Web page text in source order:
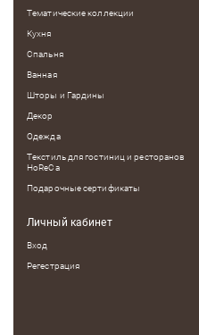
Тематические коллекции
Кухня
Спальня
Ванная
Шторы и Гардины
Декор
Одежда
Текстиль для гостиниц и ресторанов
HoReCa
Подарочные сертификаты
Личный кабинет
Вход
Регестрация